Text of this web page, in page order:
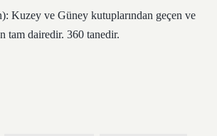
Kuzey ve Güney kutuplarından geçen ve
tam dairedir. 360 tanedir.